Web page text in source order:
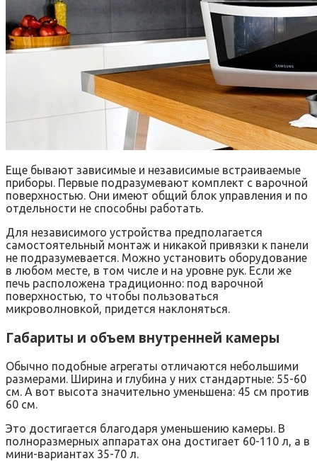
Еще бывают зависимые и независимые встраиваемые
приборы. Первые подразумевают комплект с варочной
поверхностью. Они имеют общий блок управления и по
отдельности не способны работать.
Для независимого устройства предполагается
самостоятельный монтаж и никакой привязки к панели
не подразумевается. Можно установить оборудование
в любом месте, в том числе и на уровне рук. Если же
печь расположена традиционно: под варочной
поверхностью, то чтобы пользоваться
микроволновкой, придется наклоняться.
Габариты и объем внутренней камеры
Обычно подобные агрегаты отличаются небольшими
размерами. Ширина и глубина у них стандартные: 55-60
см. А вот высота значительно уменьшена: 45 см против
60 см.
Это достигается благодаря уменьшению камеры. В
полноразмерных аппаратах она достигает 60-110 л, а в
мини-вариантах 35-70 л.